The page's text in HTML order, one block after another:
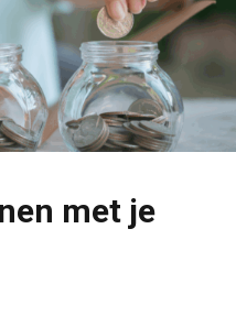
met je